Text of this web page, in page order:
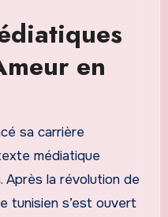
en
sa carrière
médiatique
Après la révolution de
tunisien s’est ouvert